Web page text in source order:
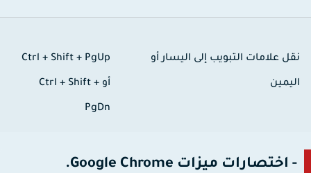
علامات التبويب إلى اليسار أو Ctrl + Shift + PgUp
Ctrl + Shift +
PgDn
- اختصارات ميزات Google Chrome.